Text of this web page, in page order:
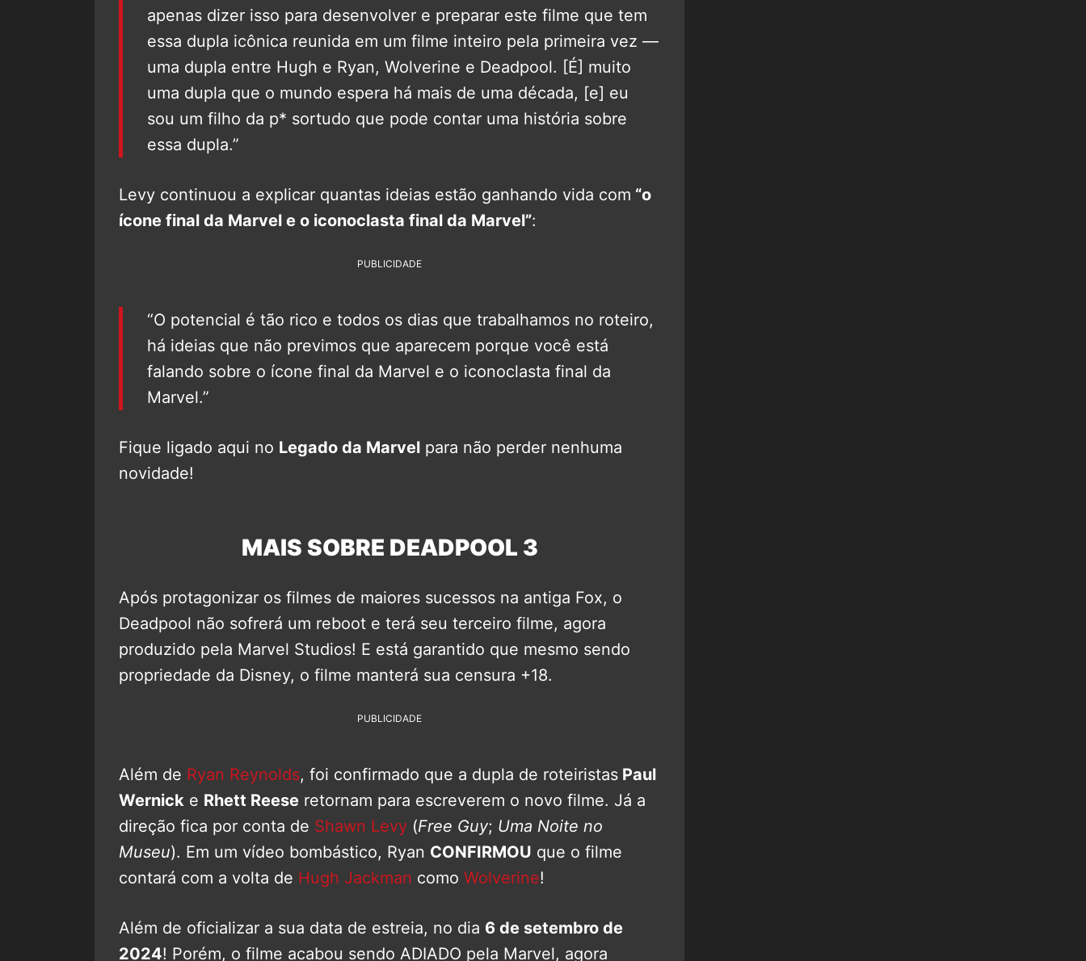
apenas dizer isso para desenvolver e preparar este filme que tem
essa dupla icônica reunida em um filme inteiro pela primeira vez —
uma dupla entre Hugh e Ryan, Wolverine e Deadpool. [É] muito
uma dupla que o mundo espera há mais de uma década, [e] eu
sou um filho da p* sortudo que pode contar uma história sobre
essa dupla.”
Levy continuou a explicar quantas ideias estão ganhando vida com “o
ícone final da Marvel e o iconoclasta final da Marvel”:
PUBLICIDADE
“O potencial é tão rico e todos os dias que trabalhamos no roteiro,
há ideias que não previmos que aparecem porque você está
falando sobre o ícone final da Marvel e o iconoclasta final da
Marvel.”
Fique ligado aqui no Legado da Marvel para não perder nenhuma
novidade!
MAIS SOBRE DEADPOOL 3
Após protagonizar os filmes de maiores sucessos na antiga Fox, o
Deadpool não sofrerá um reboot e terá seu terceiro filme, agora
produzido pela Marvel Studios! E está garantido que mesmo sendo
propriedade da Disney, o filme manterá sua censura +18.
PUBLICIDADE
Além de Ryan Reynolds, foi confirmado que a dupla de roteiristas Paul
Wernick e Rhett Reese retornam para escreverem o novo filme. Já a
direção fica por conta de Shawn Levy (Free Guy; Uma Noite no
Museu). Em um vídeo bombástico, Ryan CONFIRMOU que o filme
contará com a volta de Hugh Jackman como Wolverine!
Além de oficializar a sua data de estreia, no dia 6 de setembro de
2024! Porém, o filme acabou sendo ADIADO pela Marvel, agora